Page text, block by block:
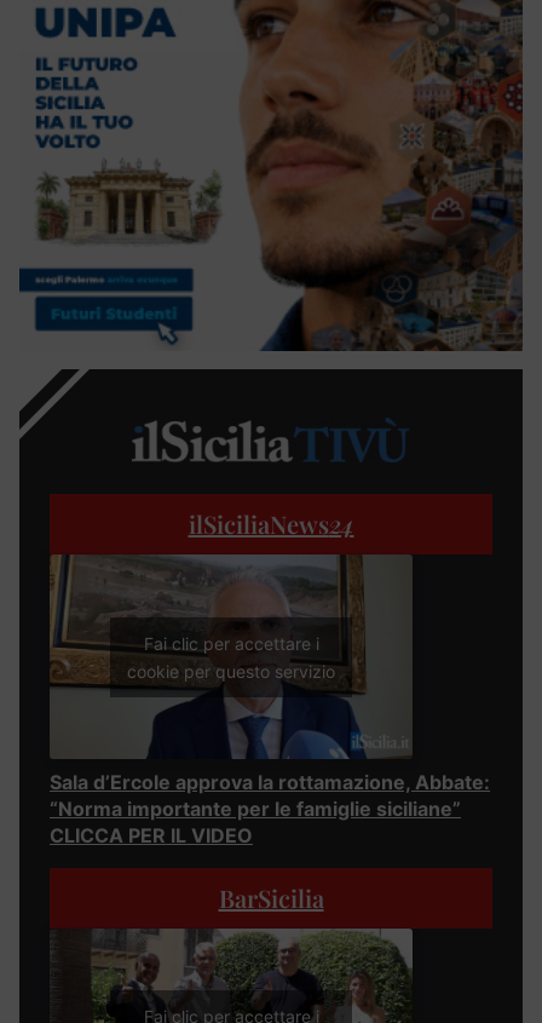
ilSiciliaNews24
Fai clic per accettare i
cookie per questo servizio
Sala d’Ercole approva la rottamazione, Abbate:
“Norma importante per le famiglie siciliane”
CLICCA PER IL VIDEO
BarSicilia
Fai clic per accettare i